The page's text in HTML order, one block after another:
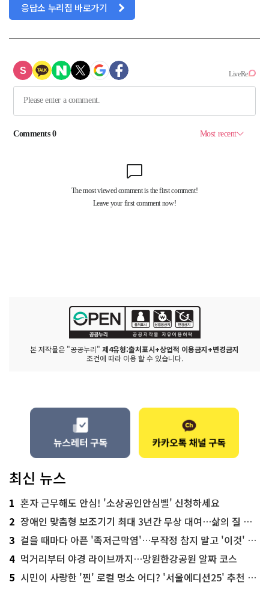
응답소 누리집 바로가기
본 저작물은 "공공누리" 제4유형:출처표시+상업적 이용금지+변경금지
조건에 따라 이용 할 수 있습니다.
최신 뉴스
1 혼자 근무해도 안심! '소상공인안심벨' 신청하세요
2 장애인 맞춤형 보조기기 최대 3년간 무상 대여…삶의 질 높인다
3 걸을 때마다 아픈 '족저근막염'…무작정 참지 말고 '이것' 해보세요!
4 먹거리부터 야경 라이브까지…망원한강공원 알짜 코스
5 시민이 사랑한 '찐' 로컬 명소 어디? '서울에디션25' 추천 코스